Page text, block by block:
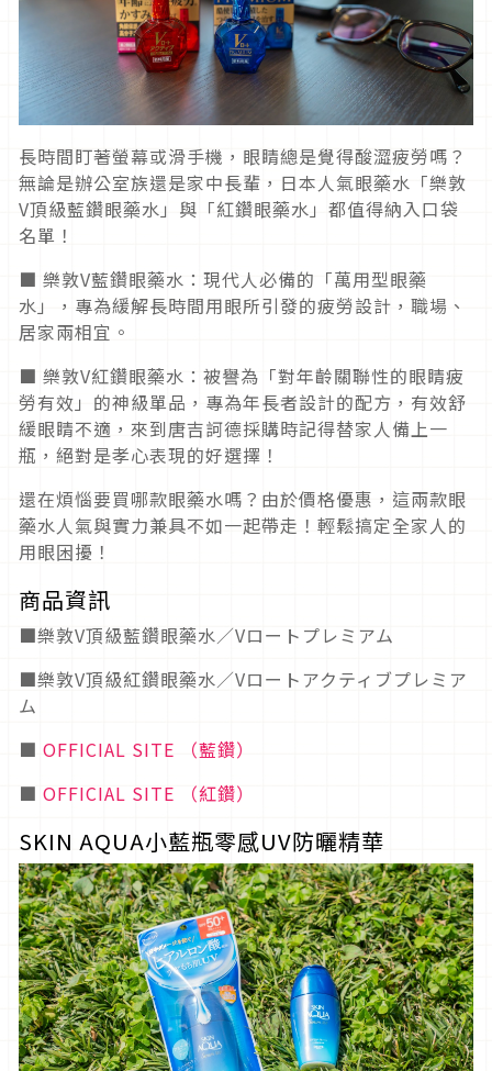
長時間盯著螢幕或滑手機，眼睛總是覺得酸澀疲勞嗎？
無論是辦公室族還是家中長輩，日本人氣眼藥水「樂敦
V頂級藍鑽眼藥水」與「紅鑽眼藥水」都值得納入口袋
名單！
■ 樂敦V藍鑽眼藥水：現代人必備的「萬用型眼藥
水」，專為緩解長時間用眼所引發的疲勞設計，職場、
居家兩相宜。
■ 樂敦V紅鑽眼藥水：被譽為「對年齡關聯性的眼睛疲
勞有效」的神級單品，專為年長者設計的配方，有效舒
緩眼睛不適，來到唐吉訶德採購時記得替家人備上一
瓶，絕對是孝心表現的好選擇！
還在煩惱要買哪款眼藥水嗎？由於價格優惠，這兩款眼
藥水人氣與實力兼具不如一起帶走！輕鬆搞定全家人的
用眼困擾！
商品資訊
■樂敦V頂級藍鑽眼藥水／Vロートプレミアム
■樂敦V頂級紅鑽眼藥水／Vロートアクティブプレミア
ム
■ OFFICIAL SITE （藍鑽）
■ OFFICIAL SITE （紅鑽）
SKIN AQUA小藍瓶零感UV防曬精華